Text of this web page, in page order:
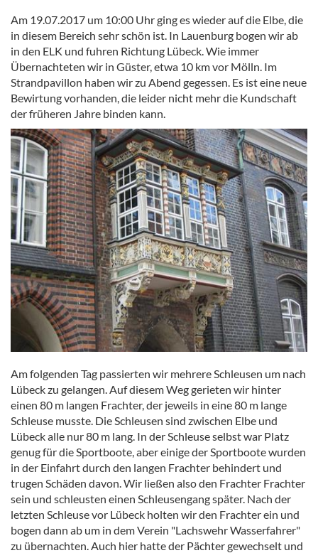
Am 19.07.2017 um 10:00 Uhr ging es wieder auf die Elbe, die
in diesem Bereich sehr schön ist. In Lauenburg bogen wir ab
in den ELK und fuhren Richtung Lübeck. Wie immer
Übernachteten wir in Güster, etwa 10 km vor Mölln. Im
Strandpavillon haben wir zu Abend gegessen. Es ist eine neue
Bewirtung vorhanden, die leider nicht mehr die Kundschaft
der früheren Jahre binden kann.
Am folgenden Tag passierten wir mehrere Schleusen um nach
Lübeck zu gelangen. Auf diesem Weg gerieten wir hinter
einen 80 m langen Frachter, der jeweils in eine 80 m lange
Schleuse musste. Die Schleusen sind zwischen Elbe und
Lübeck alle nur 80 m lang. In der Schleuse selbst war Platz
genug für die Sportboote, aber einige der Sportboote wurden
in der Einfahrt durch den langen Frachter behindert und
trugen Schäden davon. Wir ließen also den Frachter Frachter
sein und schleusten einen Schleusengang später. Nach der
letzten Schleuse vor Lübeck holten wir den Frachter ein und
bogen dann ab um in dem Verein "Lachswehr Wasserfahrer"
zu übernachten. Auch hier hatte der Pächter gewechselt und